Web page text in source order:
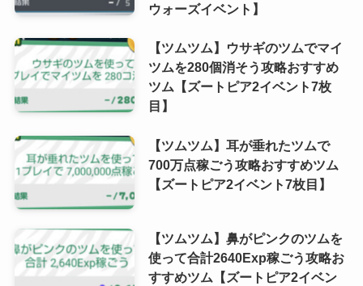
ウォーズイベント】
【ツムツム】ウサギのツムでマイ
ツムを280個消そう攻略おすすめ
ツム【ズートピア2イベント7枚
目】
【ツムツム】耳が垂れたツムで
700万点稼ごう攻略おすすめツム
【ズートピア2イベント7枚目】
【ツムツム】鼻がピンクのツムを
使って合計2640Exp稼ごう攻略お
すすめツム【ズートピア2イベン